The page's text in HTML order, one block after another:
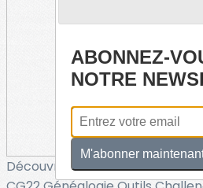
Découvrez davantage
ABONNEZ-
NOTRE
M'abonner